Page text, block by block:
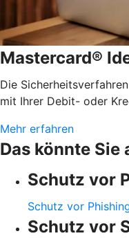
Mastercard®
Die
mit Ihrer Debit- oder
Mehr erfahren
Das könnte Sie
Schutz vor
Schutz vor
Schutz vor